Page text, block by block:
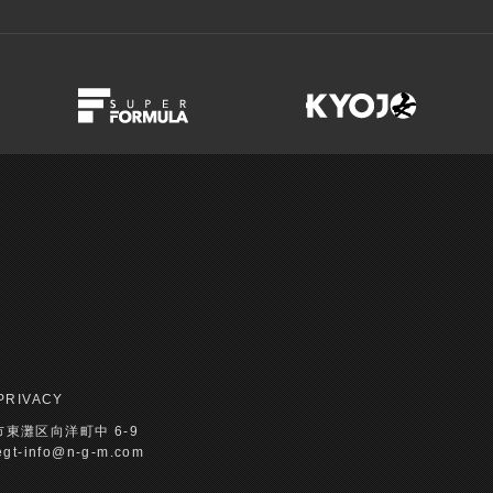
灘区向洋町中 6-9
info@n-g-m.com